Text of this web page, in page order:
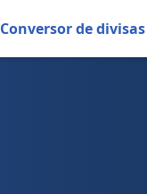
Conversor de divisas